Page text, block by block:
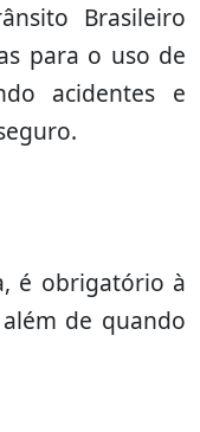
Brasileiro
para o uso de
acidentes e
é obrigatório à
de quando